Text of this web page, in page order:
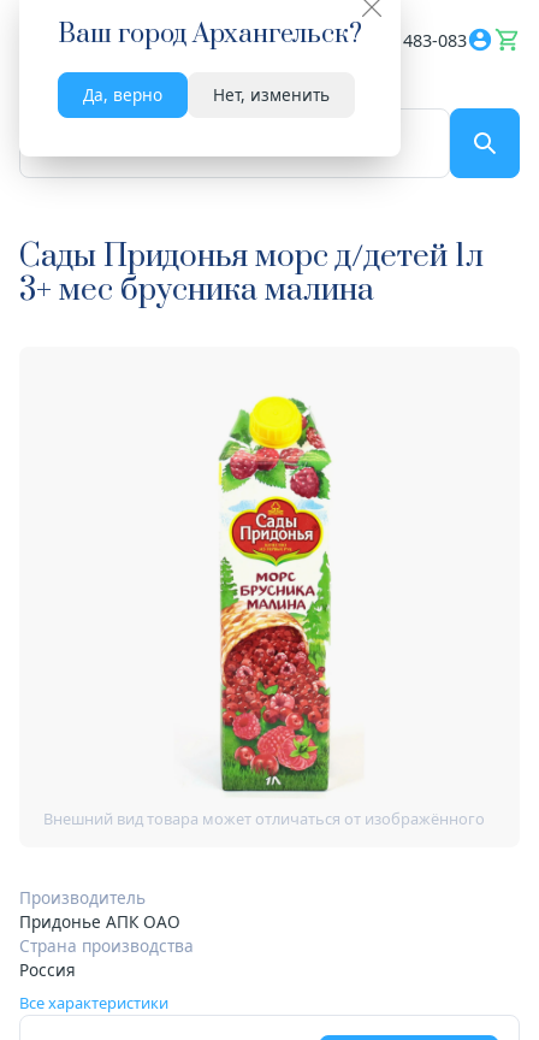
Ваш городАрхангельск?
Да, верно Нет, изменить
Весь сайт 8182 483-083
Сады Придонья морс д/детей 1л
3+ мес брусника малина
Производитель
Придонье АПК ОАО
Страна производства
Россия
Все характеристики